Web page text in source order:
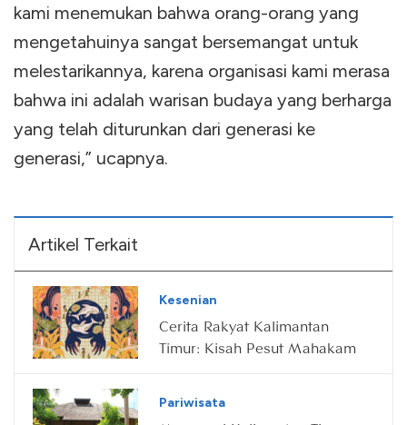
kami menemukan bahwa orang-orang yang
mengetahuinya sangat bersemangat untuk
melestarikannya, karena organisasi kami merasa
bahwa ini adalah warisan budaya yang berharga
yang telah diturunkan dari generasi ke
generasi,” ucapnya.
Artikel Terkait
Kesenian
Cerita Rakyat Kalimantan
Timur: Kisah Pesut Mahakam
Pariwisata